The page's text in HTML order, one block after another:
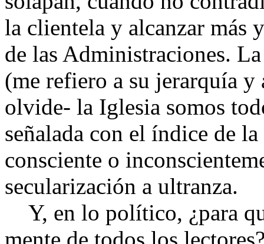
la clientela y alcanzar más
de las Administraciones.
(me refiero a su jerarquía y
olvide- la Iglesia somos
señalada con el índice de
consciente o
secularización a ultranza.
Y, en lo político, ¿para